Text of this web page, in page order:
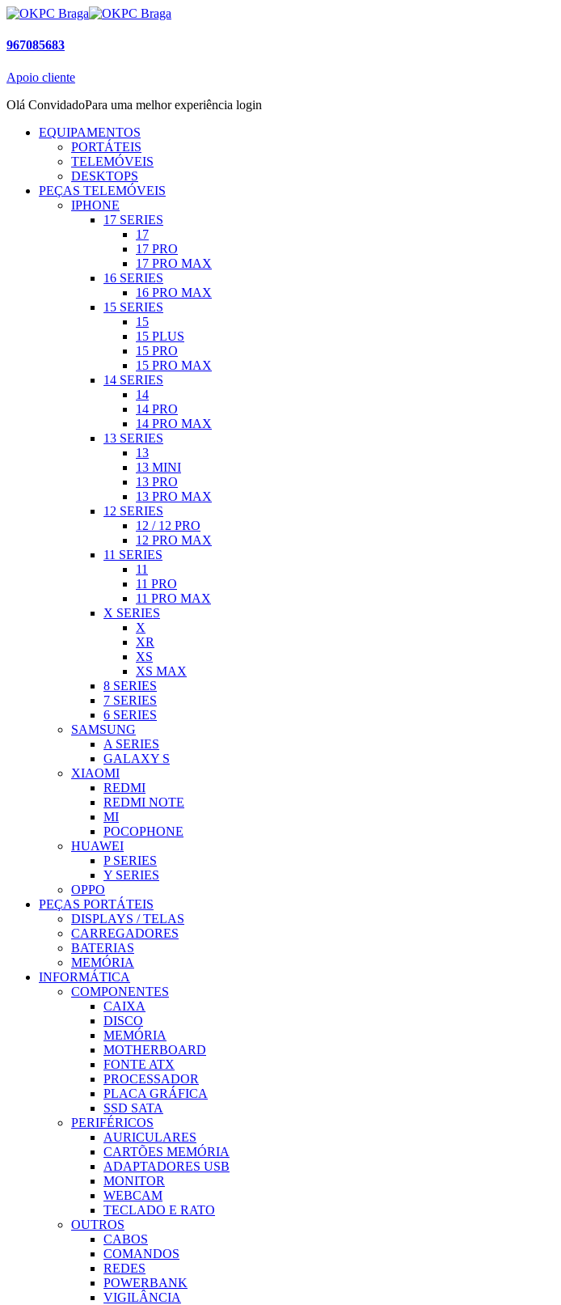
967085683
Apoio cliente
Olá ConvidadoPara uma melhor experiência login
EQUIPAMENTOS
PORTÁTEIS
TELEMÓVEIS
DESKTOPS
PEÇAS TELEMÓVEIS
IPHONE
17 SERIES
17
17 PRO
17 PRO MAX
16 SERIES
16 PRO MAX
15 SERIES
15
15 PLUS
15 PRO
15 PRO MAX
14 SERIES
14
14 PRO
14 PRO MAX
13 SERIES
13
13 MINI
13 PRO
13 PRO MAX
12 SERIES
12 / 12 PRO
12 PRO MAX
11 SERIES
11
11 PRO
11 PRO MAX
X SERIES
X
XR
XS
XS MAX
8 SERIES
7 SERIES
6 SERIES
SAMSUNG
A SERIES
GALAXY S
XIAOMI
REDMI
REDMI NOTE
MI
POCOPHONE
HUAWEI
P SERIES
Y SERIES
OPPO
PEÇAS PORTÁTEIS
DISPLAYS / TELAS
CARREGADORES
BATERIAS
MEMÓRIA
INFORMÁTICA
COMPONENTES
CAIXA
DISCO
MEMÓRIA
MOTHERBOARD
FONTE ATX
PROCESSADOR
PLACA GRÁFICA
SSD SATA
PERIFÉRICOS
AURICULARES
CARTÕES MEMÓRIA
ADAPTADORES USB
MONITOR
WEBCAM
TECLADO E RATO
OUTROS
CABOS
COMANDOS
REDES
POWERBANK
VIGILÂNCIA